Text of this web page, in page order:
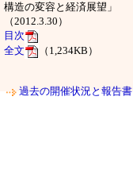
構造の変容と経済展望」
（2012.3.30）
目次
全文
（1,234KB）
過去の開催状況と報告書